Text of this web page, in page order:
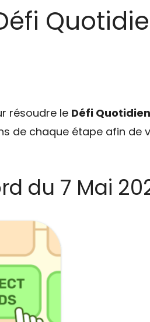
résoudre le Défi
de chaque étape afin de
du 7 Mai